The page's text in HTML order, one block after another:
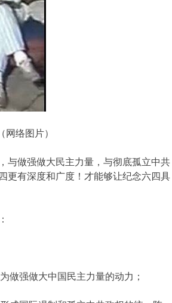
络图片）
与做强做大民主力量，与彻底孤立中共
更有深度和广度！才能够让纪念六四具
做强做大中国民主力量的动力；